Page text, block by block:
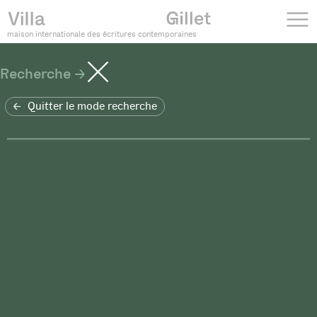
maison internationale des écritures contemporaines
Recherche
Quitter le mode recherche